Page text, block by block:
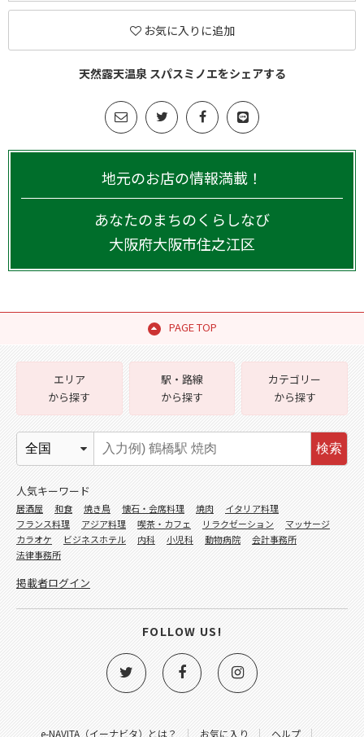
お気に入りに追加
天然露天温泉 スパスミノエをシェアする
地元のお店の情報満載！
あなたのまちのくらしなび
大阪府大阪市住之江区
PAGE TOP
e-NAVITA（イーナビタ）とは？ お気に入り ヘルプ
エリア
から探す
駅・路線
から探す
カテゴリー
から探す
検索
人気キーワード
居酒屋 和食 焼き鳥 懐石・会席料理 焼肉
イタリア料理
フランス料理
アジア料理 喫茶・カフェ リラクゼーション
マッサージ
カラオケ
ビジネスホテル 内科 小児科 動物病院
会計事務所
法律事務所
掲載者ログイン
FOLLOW US!